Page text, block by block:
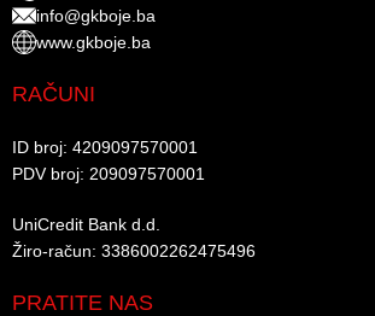
info@gkboje.ba
www.gkboje.ba
RAČUNI
ID broj: 4209097570001​
PDV broj: 209097570001 ​
UniCredit Bank d.d.​
Žiro-račun: 3386002262475496​​
PRATITE NAS